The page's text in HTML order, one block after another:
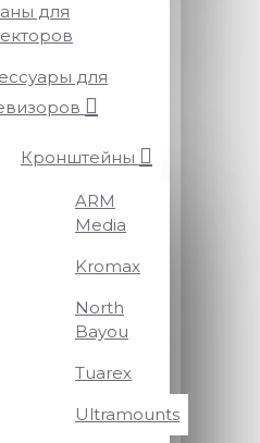
для
для
Кронштейны
ARM
Media
Kromax
North
Bayou
Tuarex
Ultramounts